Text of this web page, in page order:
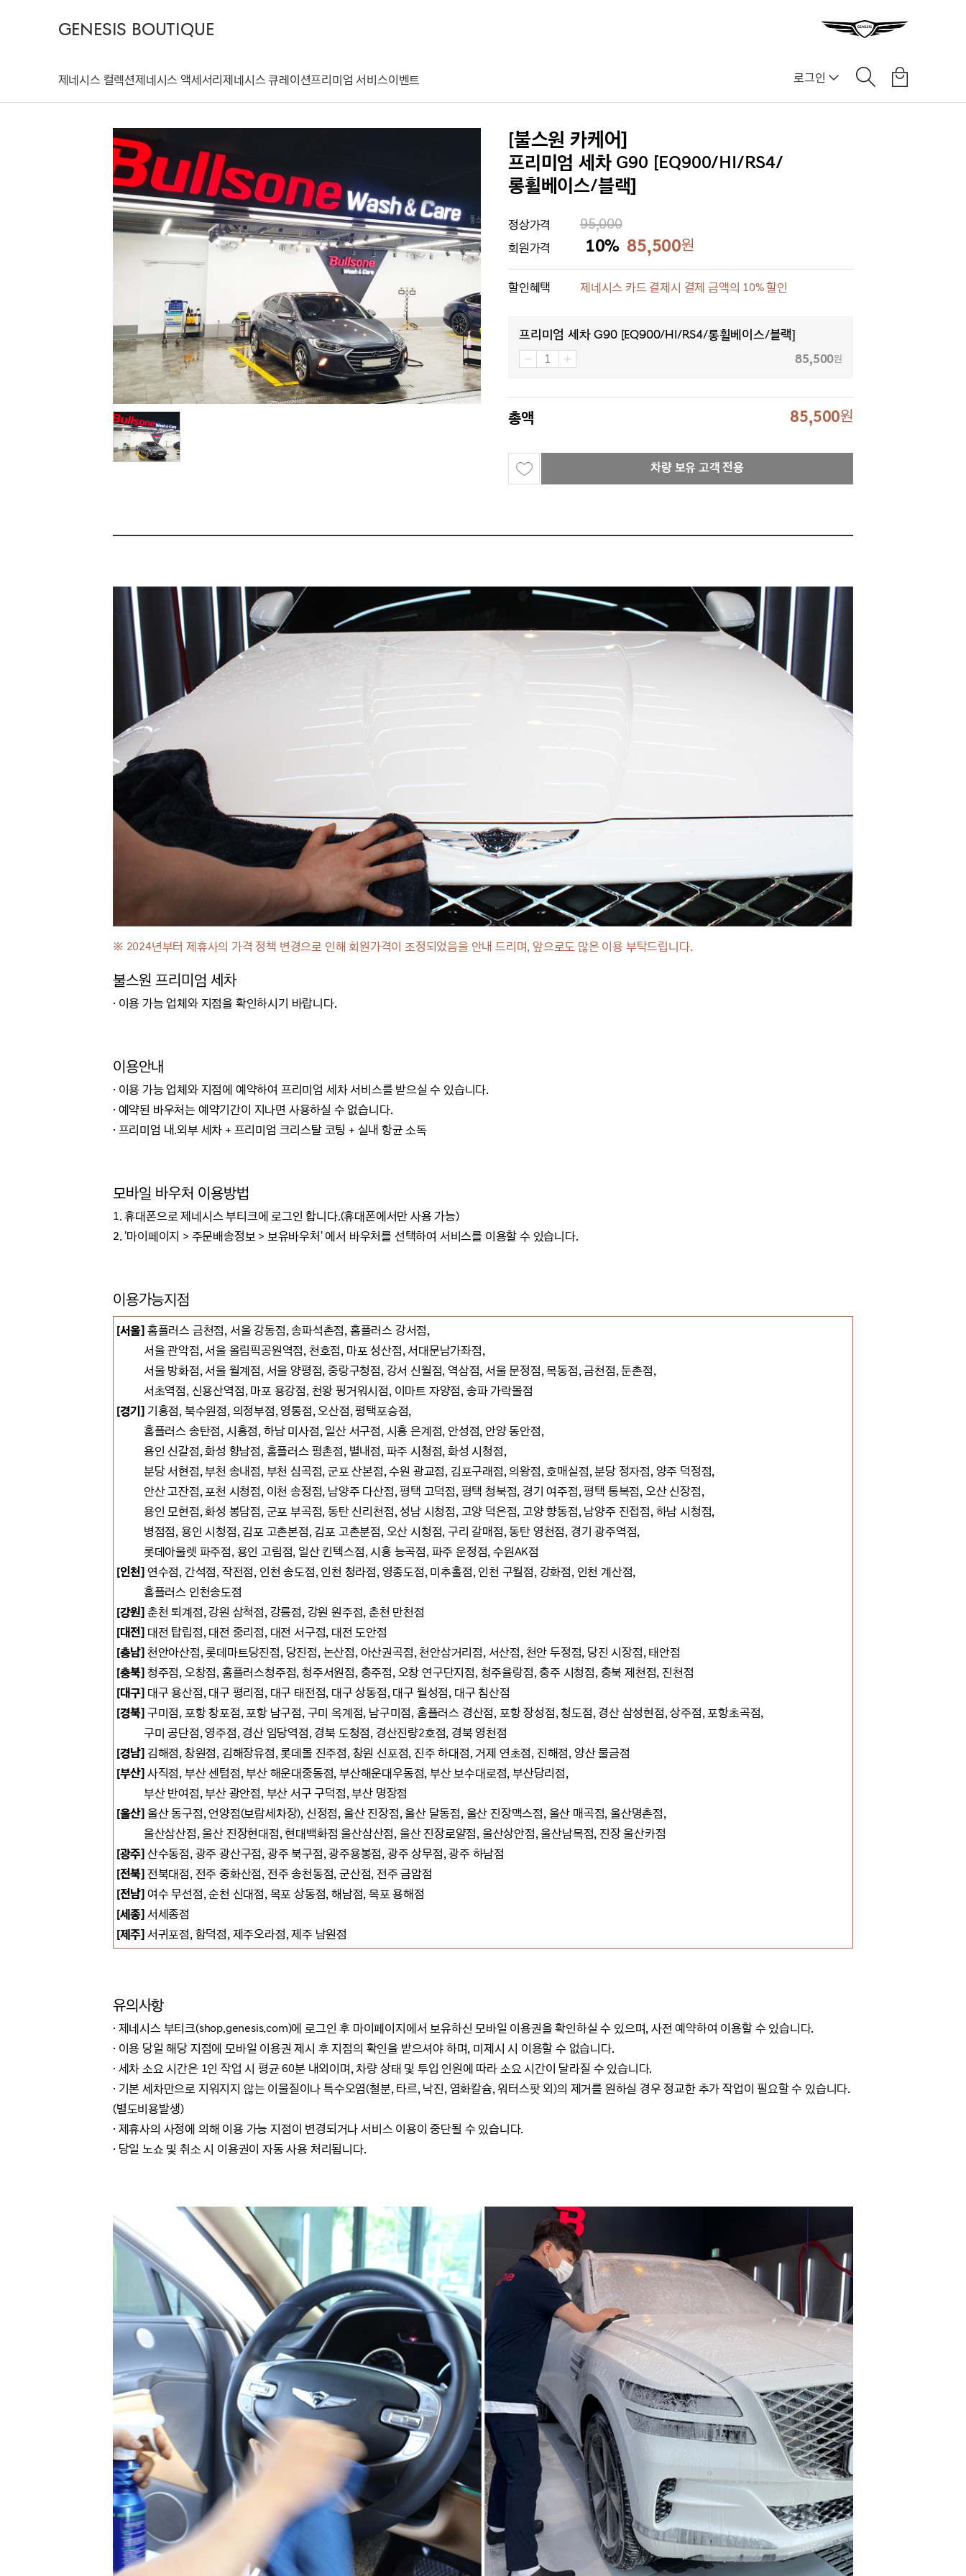
GENESIS BOUTIQUE
제네시스 컬렉션제네시스 액세서리제네시스 큐레이션프리미엄 서비스이벤트 로그인
[불스원 카케어]
프리미엄 세차 G90 [EQ900/HI/RS4/
롱휠베이스/블랙]
정상가격 95,000
회원가격 10% 85,500원
할인혜택 제네시스 카드 결제시 결제 금액의 10% 할인
프리미엄 세차 G90 [EQ900/HI/RS4/롱휠베이스/블랙]
85,500원
총액 85,500원
차량 보유 고객 전용
※ 2024년부터 제휴사의 가격 정책 변경으로 인해 회원가격이 조정되었음을 안내 드리며, 앞으로도 많은 이용 부탁드립니다.
불스원 프리미엄 세차
· 이용 가능 업체와 지점을 확인하시기 바랍니다.
이용안내
· 이용 가능 업체와 지점에 예약하여 프리미엄 세차 서비스를 받으실 수 있습니다.
· 예약된 바우처는 예약기간이 지나면 사용하실 수 없습니다.
· 프리미엄 내.외부 세차 + 프리미엄 크리스탈 코팅 + 실내 항균 소독
모바일 바우처 이용방법
1. 휴대폰으로 제네시스 부티크에 로그인 합니다.(휴대폰에서만 사용 가능)
2. '마이페이지 > 주문배송정보 > 보유바우처' 에서 바우처를 선택하여 서비스를 이용할 수 있습니다.
이용가능지점
[서울] 홈플러스 금천점, 서울 강동점, 송파석촌점, 홈플러스 강서점,
서울 관악점, 서울 올림픽공원역점, 천호점, 마포 성산점, 서대문남가좌점,
서울 방화점, 서울 월계점, 서울 양평점, 중랑구청점, 강서 신월점, 역삼점, 서울 문정점, 목동점, 금천점, 둔촌점,
서초역점, 신용산역점, 마포 용강점, 천왕 핑거워시점, 이마트 자양점, 송파 가락몰점
[경기] 기흥점, 북수원점, 의정부점, 영통점, 오산점, 평택포승점,
홈플러스 송탄점, 시흥점, 하남 미사점, 일산 서구점, 시흥 은계점, 안성점, 안양 동안점,
용인 신갈점, 화성 향남점, 홈플러스 평촌점, 별내점, 파주 시청점, 화성 시청점,
분당 서현점, 부천 송내점, 부천 심곡점, 군포 산본점, 수원 광교점, 김포구래점, 의왕점, 호매실점, 분당 정자점, 양주 덕정점,
안산 고잔점, 포천 시청점, 이천 송정점, 남양주 다산점, 평택 고덕점, 평택 청북점, 경기 여주점, 평택 통복점, 오산 신장점,
용인 모현점, 화성 봉담점, 군포 부곡점, 동탄 신리천점, 성남 시청점, 고양 덕은점, 고양 향동점, 남양주 진접점, 하남 시청점,
병점점, 용인 시청점, 김포 고촌본점, 김포 고촌분점, 오산 시청점, 구리 갈매점, 동탄 영천점, 경기 광주역점,
롯데아울렛 파주점, 용인 고림점, 일산 킨텍스점, 시흥 능곡점, 파주 운정점, 수원AK점
[인천] 연수점, 간석점, 작전점, 인천 송도점, 인천 청라점, 영종도점, 미추홀점, 인천 구월점, 강화점, 인천 계산점,
홈플러스 인천송도점
[강원] 춘천 퇴계점, 강원 삼척점, 강릉점, 강원 원주점, 춘천 만천점
[대전] 대전 탑립점, 대전 중리점, 대전 서구점, 대전 도안점
[충남] 천안아산점, 롯데마트당진점, 당진점, 논산점, 아산권곡점, 천안삼거리점, 서산점, 천안 두정점, 당진 시장점, 태안점
[충북] 청주점, 오창점, 홈플러스청주점, 청주서원점, 충주점, 오창 연구단지점, 청주율랑점, 충주 시청점, 충북 제천점, 진천점
[대구] 대구 용산점, 대구 평리점, 대구 태전점, 대구 상동점, 대구 월성점, 대구 침산점
[경북] 구미점, 포항 창포점, 포항 남구점, 구미 옥계점, 남구미점, 홈플러스 경산점, 포항 장성점, 청도점, 경산 삼성현점, 상주점, 포항초곡점,
구미 공단점, 영주점, 경산 임당역점, 경북 도청점, 경산진량2호점, 경북 영천점
[경남] 김해점, 창원점, 김해장유점, 롯데몰 진주점, 창원 신포점, 진주 하대점, 거제 연초점, 진해점, 양산 물금점
[부산] 사직점, 부산 센텀점, 부산 해운대중동점, 부산해운대우동점, 부산 보수대로점, 부산당리점,
부산 반여점, 부산 광안점, 부산 서구 구덕점, 부산 명장점
[울산] 울산 동구점, 언양점(보람세차장), 신정점, 울산 진장점, 울산 달동점, 울산 진장맥스점, 울산 매곡점, 울산명촌점,
울산삼산점,울산 진장현대점, 현대백화점 울산삼산점, 울산 진장로얄점, 울산상안점, 울산남목점, 진장 울산카점
[광주] 산수동점, 광주 광산구점, 광주 북구점, 광주용봉점, 광주 상무점, 광주 하남점
[전북] 전북대점, 전주 중화산점, 전주 송천동점, 군산점, 전주 금암점
[전남] 여수 무선점, 순천 신대점, 목포 상동점, 해남점, 목포 용해점
[세종] 서세종점
[제주] 서귀포점, 함덕점, 제주오라점, 제주 남원점
유의사항
· 제네시스 부티크(shop.genesis.com)에 로그인 후 마이페이지에서 보유하신 모바일 이용권을 확인하실 수 있으며, 사전 예약하여 이용할 수 있습니다.
· 이용 당일 해당 지점에 모바일 이용권 제시 후 지점의 확인을 받으셔야 하며, 미제시 시 이용할 수 없습니다.
· 세차 소요 시간은 1인 작업 시 평균 60분 내외이며, 차량 상태 및 투입 인원에 따라 소요 시간이 달라질 수 있습니다.
· 기본 세차만으로 지워지지 않는 이물질이나 특수오염(철분, 타르, 낙진, 염화칼슘, 워터스팟 외)의 제거를 원하실 경우 정교한 추가 작업이 필요할 수 있습니다.
(별도비용발생)
· 제휴사의 사정에 의해 이용 가능 지점이 변경되거나 서비스 이용이 중단될 수 있습니다.
· 당일 노쇼 및 취소 시 이용권이 자동 사용 처리됩니다.